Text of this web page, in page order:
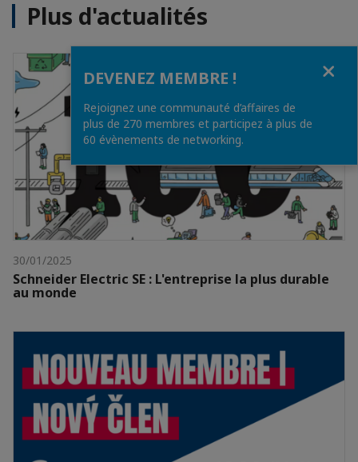
Plus d'actualités
30/01/2025
Schneider Electric SE : L'entreprise la plus durable
au monde
DEVENEZ MEMBRE !
Rejoignez une communauté d’affaires de
plus de 270 membres et participez à plus de
60 évènements de networking.